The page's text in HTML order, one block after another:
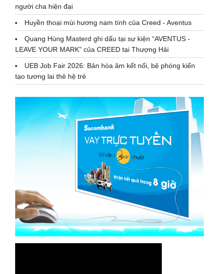
người cha hiện đại
Huyền thoại mùi hương nam tính của Creed - Aventus
Quang Hùng Masterd ghi dấu tại sự kiện “AVENTUS -
LEAVE YOUR MARK” của CREED tại Thượng Hải
UEB Job Fair 2026: Bản hòa âm kết nối, bệ phóng kiến
tạo tương lai thê hệ trẻ